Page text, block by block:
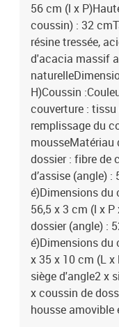
56 cm (l x
coussin) : 32
résine tressée,
d'acacia massif
H)Coussin
couverture :
remplissage du
mousseMatériau
dossier : fibre de
d’assise (angle)
é)Dimensions du
56,5 x 3 cm (l x
dossier (angle) :
é)Dimensions du
x 35 x 10 cm (L
siège d'angle2 x
x coussin de
housse amovible